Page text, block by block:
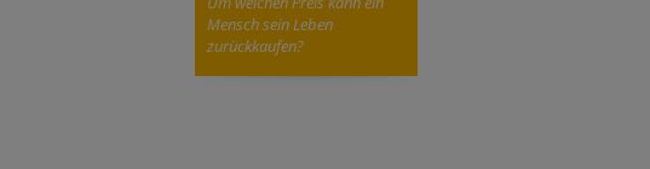
Mensch sein Leben
zurückkaufen?